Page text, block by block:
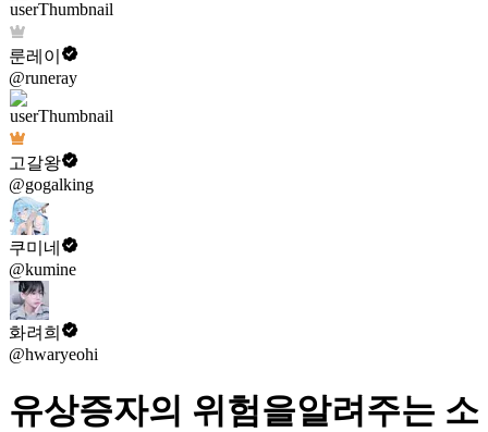
룬레이
@runeray
고갈왕
@gogalking
쿠미네
@kumine
화려희
@hwaryeohi
유상증자의 위험을알려주는 소